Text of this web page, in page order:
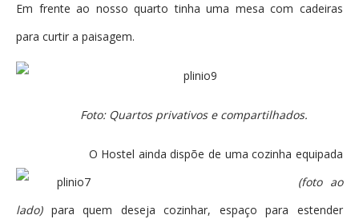
Em frente ao nosso quarto tinha uma mesa com cadeiras
para curtir a paisagem.
Foto: Quartos privativos e compartilhados.
O Hostel ainda dispõe de uma cozinha equipada
(foto ao
lado)para quem deseja cozinhar, espaço para estender